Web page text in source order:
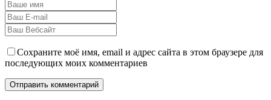
Сохраните моё имя, email и адрес сайта в этом браузере для
последующих моих комментариев